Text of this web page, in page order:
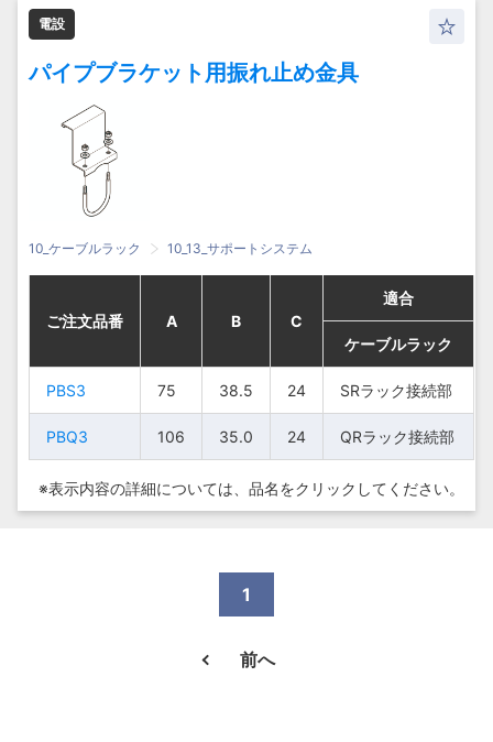
電設
パイプブラケット用振れ止め金具
10_ケーブルラック 10_13_サポートシステム
ご注文品番 A B C
適合
ケーブルラック
PBS3 75 38.5 24
SRラック接続
部
QRラック接続
部
ご注文品番 A B C
適合
ケーブルラック
PBS3 75 38.5 24 SRラック接続部
PBQ3 106 35.0 24 QRラック接続部
ご注文品番 A B C
適合
ケーブルラック
PBS3 75 38.5 24
SRラック接続
部
QRラック接続
部
ご注文品番 A B C
適合
ケーブルラック
PBS3 75 38.5 24 SRラック接続部
PBQ3 106 35.0 24 QRラック接続部
※表示内容の詳細については、 品名をクリックしてください。
1
前へ